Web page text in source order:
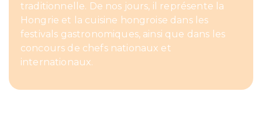
traditionnelle. De nos jours, il représente la
Hongrie et la cuisine hongroise dans les
festivals gastronomiques, ainsi que dans les
concours de chefs nationaux et
internationaux.